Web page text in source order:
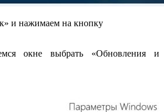
и нажимаем на кнопку
окне выбрать «Обновления и